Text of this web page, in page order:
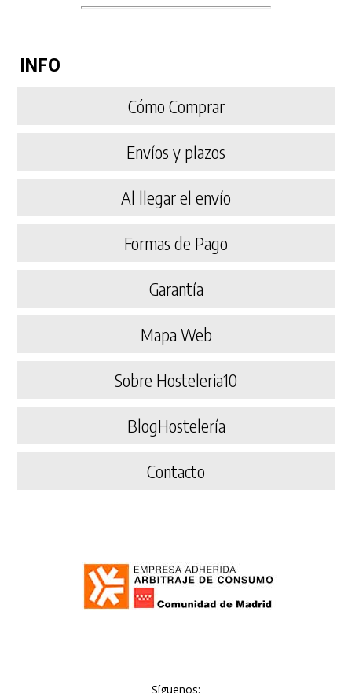
INFO
Cómo Comprar
Envíos y plazos
Al llegar el envío
Formas de Pago
Garantía
Mapa Web
Sobre Hosteleria10
BlogHostelería
Contacto
Síguenos: